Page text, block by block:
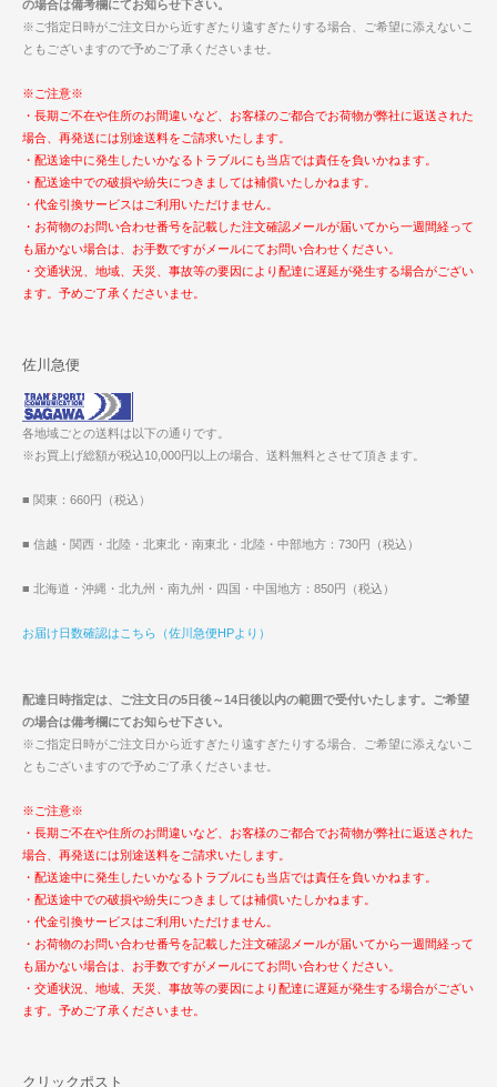
の場合は備考欄にてお知らせ下さい。
※ご指定日時がご注文日から近すぎたり遠すぎたりする場合、ご希望に添えないこ
ともございますので予めご了承くださいませ。
※ご注意※
・長期ご不在や住所のお間違いなど、お客様のご都合でお荷物が弊社に返送された
場合、再発送には別途送料をご請求いたします。
・配送途中に発生したいかなるトラブルにも当店では責任を負いかねます。
・配送途中での破損や紛失につきましては補償いたしかねます。
・代金引換サービスはご利用いただけません。
・お荷物のお問い合わせ番号を記載した注文確認メールが届いてから一週間経って
も届かない場合は、お手数ですがメールにてお問い合わせください。
・交通状況、地域、天災、事故等の要因により配達に遅延が発生する場合がござい
ます。予めご了承くださいませ。
佐川急便
各地域ごとの送料は以下の通りです。
※お買上げ総額が税込10,000円以上の場合、送料無料とさせて頂きます。
■ 関東：660円（税込）
■ 信越・関西・北陸・北東北・南東北・北陸・中部地方：730円（税込）
■ 北海道・沖縄・北九州・南九州・四国・中国地方：850円（税込）
お届け日数確認はこちら（佐川急便HPより）
配達日時指定は、ご注文日の5日後～14日後以内の範囲で受付いたします。ご希望
の場合は備考欄にてお知らせ下さい。
※ご指定日時がご注文日から近すぎたり遠すぎたりする場合、ご希望に添えないこ
ともございますので予めご了承くださいませ。
※ご注意※
・長期ご不在や住所のお間違いなど、お客様のご都合でお荷物が弊社に返送された
場合、再発送には別途送料をご請求いたします。
・配送途中に発生したいかなるトラブルにも当店では責任を負いかねます。
・配送途中での破損や紛失につきましては補償いたしかねます。
・代金引換サービスはご利用いただけません。
・お荷物のお問い合わせ番号を記載した注文確認メールが届いてから一週間経って
も届かない場合は、お手数ですがメールにてお問い合わせください。
・交通状況、地域、天災、事故等の要因により配達に遅延が発生する場合がござい
ます。予めご了承くださいませ。
クリックポスト